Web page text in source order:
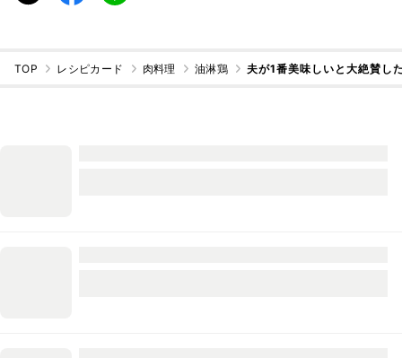
TOP レシピカード 肉料理 油淋鶏 夫が1番美味しいと大絶賛し